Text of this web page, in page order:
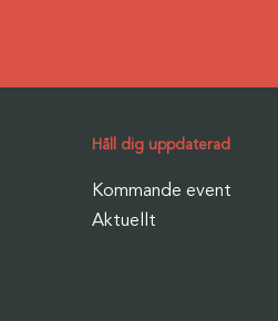
Håll dig uppdaterad
Kommande event
Aktuellt